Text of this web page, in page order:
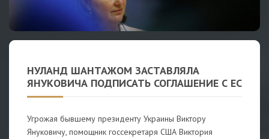
НУЛАНД ШАНТАЖОМ ЗАСТАВЛЯЛА
ЯНУКОВИЧА ПОДПИСАТЬ СОГЛАШЕНИЕ С ЕС
Угрожая бывшему президенту Украины Виктору
Януковичу, помощник госсекретаря США Виктория